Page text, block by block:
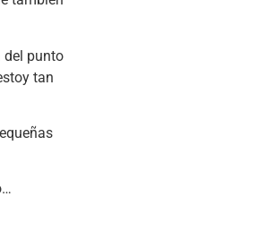
del punto
tan